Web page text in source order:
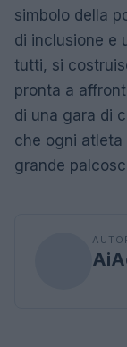
simbolo della
di inclusione e
tutti, si
pronta a
di una gara di
che ogni
grande